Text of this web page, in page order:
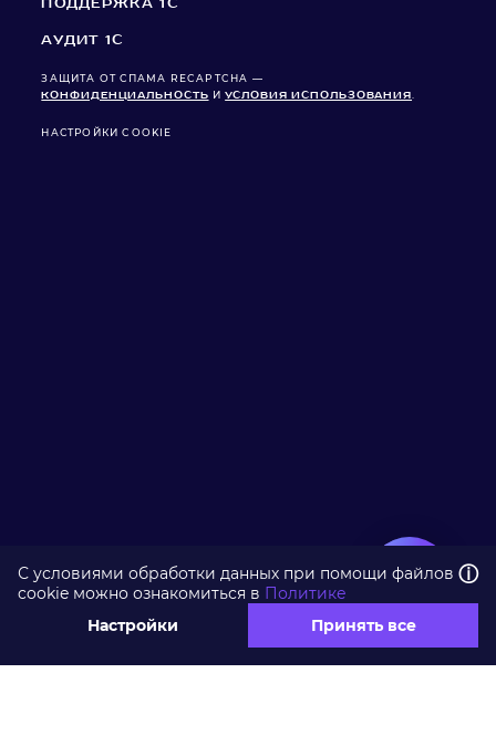
АУДИТ 1С
ЗАЩИТА ОТ СПАМА RECAPTCHA —
КОНФИДЕНЦИАЛЬНОСТЬ ИУСЛОВИЯ ИСПОЛЬЗОВАНИЯ
НАСТРОЙКИ COOKIE
С условиями обработки данных при помощи файлов
cookie можно ознакомиться в Политике
ⓘ
Настройки Принять все